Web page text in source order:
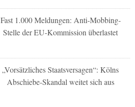
Fast 1.000 Meldungen: Anti-Mobbing-
Stelle der EU-Kommission überlastet
„Vorsätzliches Staatsversagen“: Kölns
Abschiebe-Skandal weitet sich aus